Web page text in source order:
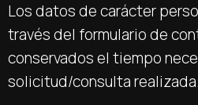
Los datos de carácter
través del formulario de
conservados el tiempo
solicitud/consulta realizada.